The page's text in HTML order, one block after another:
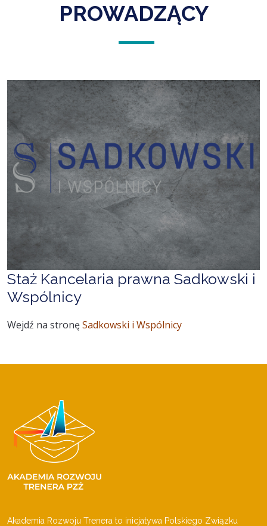
PROWADZĄCY
Staż Kancelaria prawna Sadkowski i
Wspólnicy
Wejdź na stronęSadkowski i Wspólnicy
Akademia Rozwoju Trenera to inicjatywa Polskiego Związku